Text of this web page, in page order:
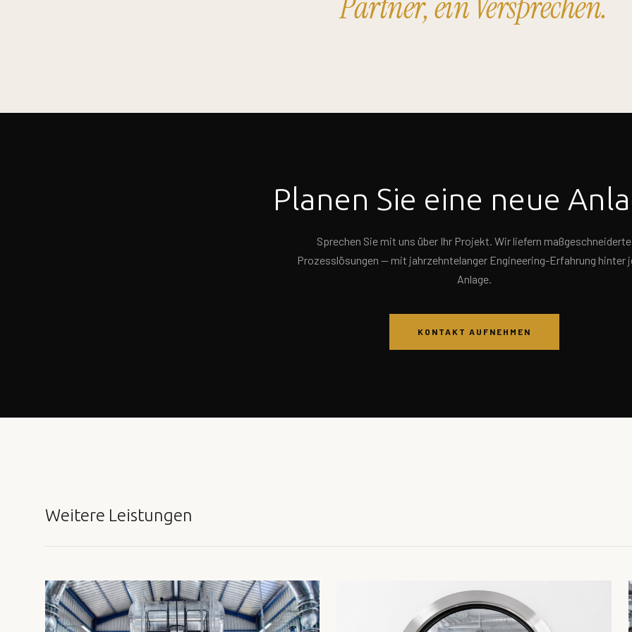
Planen Sie eine neue
Sprechen Sie mit uns über Ihr Projekt. Wir liefern maßgeschneiderte
Prozesslösungen — mit jahrzehntelanger Engineering-Erfahrung hinter
Anlage.
KONTAKT AUFNEHMEN
Weitere Leistungen